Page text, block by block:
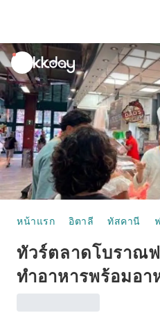
unread
notifications
หน้าแรก อิตาลี ทัสคานี
ทัวร์ตลาดโบราณ
ทำอาหารพร้อมอา